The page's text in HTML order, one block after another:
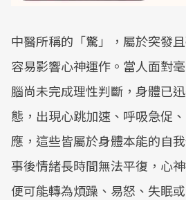
中醫所稱的「驚」，屬於突發
容易影響心神運作。當人面對
腦尚未完成理性判斷，身體已
態，出現心跳加速、呼吸急促
應，這些皆屬於身體本能的自
事後情緒長時間無法平復，心
便可能轉為煩躁、易怒、失眠